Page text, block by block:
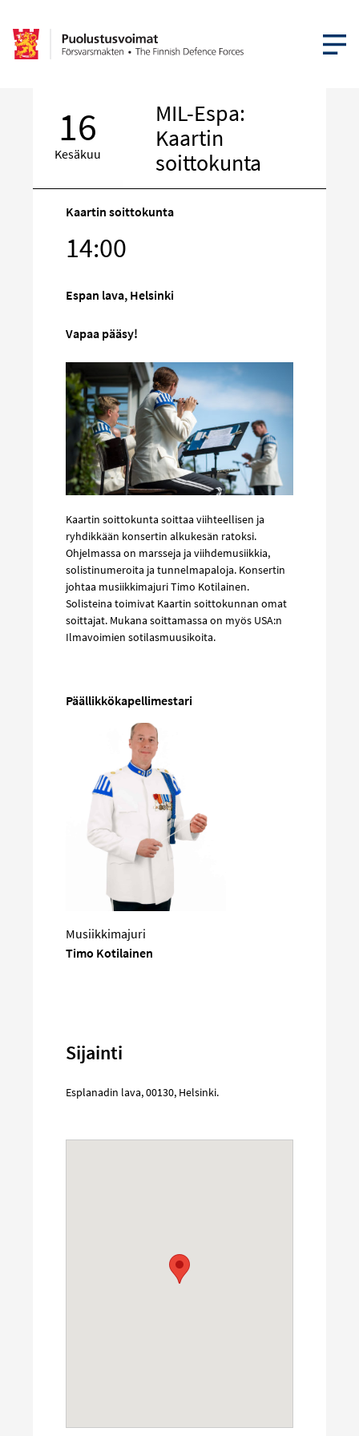
AVAA
16
Kesäkuu
MIL-Espa:
Kaartin
soittokunta
Kaartin soittokunta
14:00
Espan lava, Helsinki
Vapaa pääsy!
Kaartin soittokunta soittaa viihteellisen ja
ryhdikkään konsertin alkukesän ratoksi.
Ohjelmassa on marsseja ja viihdemusiikkia,
solistinumeroita ja tunnelmapaloja. Konsertin
johtaa musiikkimajuri Timo Kotilainen.
Solisteina toimivat Kaartin soittokunnan omat
soittajat. Mukana soittamassa on myös USA:n
Ilmavoimien sotilasmuusikoita.
Päällikkökapellimestari
Musiikkimajuri
Timo Kotilainen
Sijainti
Esplanadin lava,00130, Helsinki.